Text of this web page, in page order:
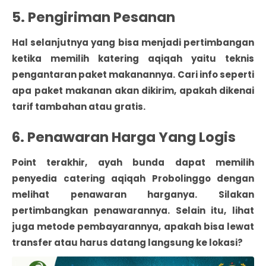
5. Pengiriman Pesanan
Hal selanjutnya yang bisa menjadi pertimbangan
ketika memilih katering aqiqah yaitu teknis
pengantaran paket makanannya. Cari info seperti
apa paket makanan akan dikirim, apakah dikenai
tarif tambahan atau gratis.
6. Penawaran Harga Yang Logis
Point terakhir, ayah bunda dapat memilih
penyedia catering aqiqah Probolinggo dengan
melihat penawaran harganya. Silakan
pertimbangkan penawarannya. Selain itu, lihat
juga metode pembayarannya, apakah bisa lewat
transfer atau harus datang langsung ke lokasi?